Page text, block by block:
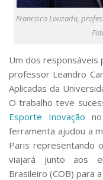
Francisco Louzada,
Um dos responsáveis
professor Leandro
Aplicadas da
O trabalho teve
Esporte Inovação
ferramenta ajudou a
Paris representando
viajará junto aos
Brasileiro (COB) para